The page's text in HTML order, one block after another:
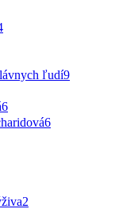
ľudí9
6
6
2